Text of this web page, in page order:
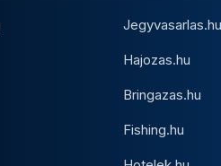
Jegyvasarlas.hu
Hajozas.hu
Bringazas.hu
Fishing.hu